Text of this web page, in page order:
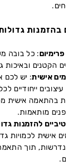
בהזמנות
: כל בובה
הקטנים ובאיכות
אישית: יש לכם
ייחודיים
בהתאמה אישית
מותאמות.
להזמנות
אישית לכמויות
תוך